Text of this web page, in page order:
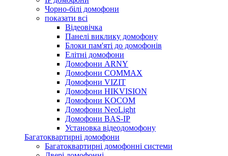
Чорно-білі домофони
показати всі
Відеовічка
Панелі виклику домофону
Блоки пам'яті до домофонів
Елітні домофони
Домофони ARNY
Домофони COMMAX
Домофони VIZIT
Домофони HIKVISION
Домофони KOCOM
Домофони NeoLight
Домофони BAS-IP
Установка відеодомофону
Багатоквартирні домофони
Багатоквартирні домофонні системи